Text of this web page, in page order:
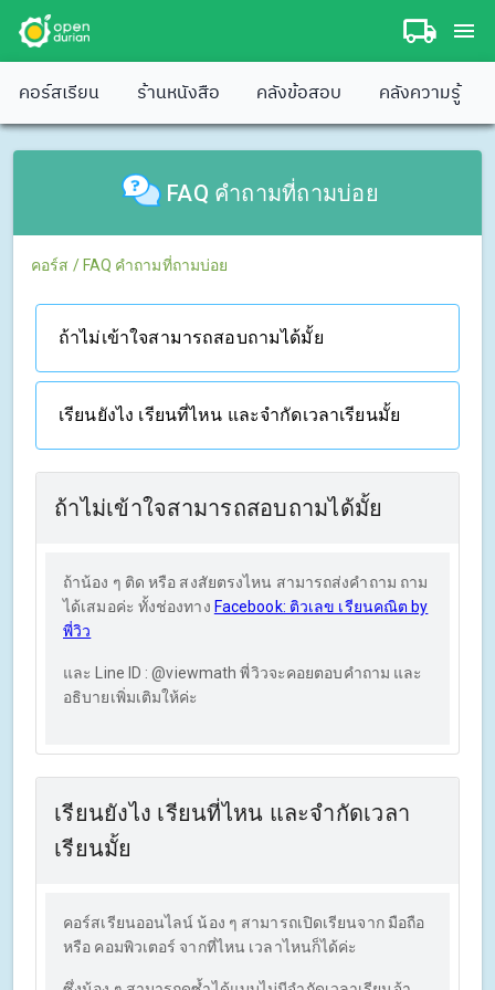
คอร์สเรียน ร้านหนังสือ คลังข้อสอบ คลังความรู้
FAQ คำถามที่ถามบ่อย
คอร์ส / FAQ คำถามที่ถามบ่อย
ถ้าไม่เข้าใจสามารถสอบถามได้มั้ย
เรียนยังไง เรียนที่ไหน และจำกัดเวลาเรียนมั้ย
ถ้าไม่เข้าใจสามารถสอบถามได้มั้ย
ถ้าน้อง ๆ ติด หรือ สงสัยตรงไหน สามารถส่งคำถาม ถาม
ได้เสมอค่ะ ทั้งช่องทาง Facebook: ติวเลข เรียนคณิต by
พี่วิว
และ Line ID : @viewmath พี่วิวจะคอยตอบคำถาม และ
อธิบายเพิ่มเติมให้ค่ะ
เรียนยังไง เรียนที่ไหน และจำกัดเวลา
เรียนมั้ย
คอร์สเรียนออนไลน์ น้อง ๆ สามารถเปิดเรียนจาก มือถือ
หรือ คอมพิวเตอร์ จากที่ไหน เวลาไหนก็ได้ค่ะ